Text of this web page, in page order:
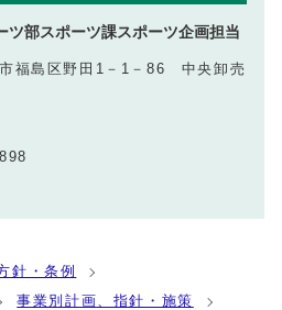
部スポーツ課スポーツ企画担当
福島区野田1－1－86 中央卸売
針・条例
事業別計画、指針・施策